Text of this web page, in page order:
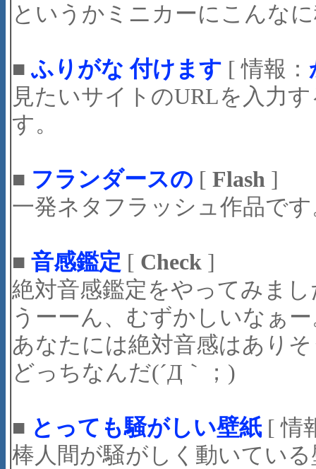
というかミニカーにこんな
■ ふりがな 付けます [ 情報：
見たいサイトのURLを入力
す。
■ フランダースの [ Flash ]
一発ネタフラッシュ作品で
■ 音感鑑定 [ Check ]
絶対音感鑑定をやってみま
うーーん、むずかしいなぁ
あなたには絶対音感はあり
どっちなんだ(´Д｀；)
■ とっても騒がしい壁紙[ 情
棒人間が騒がしく動いてい